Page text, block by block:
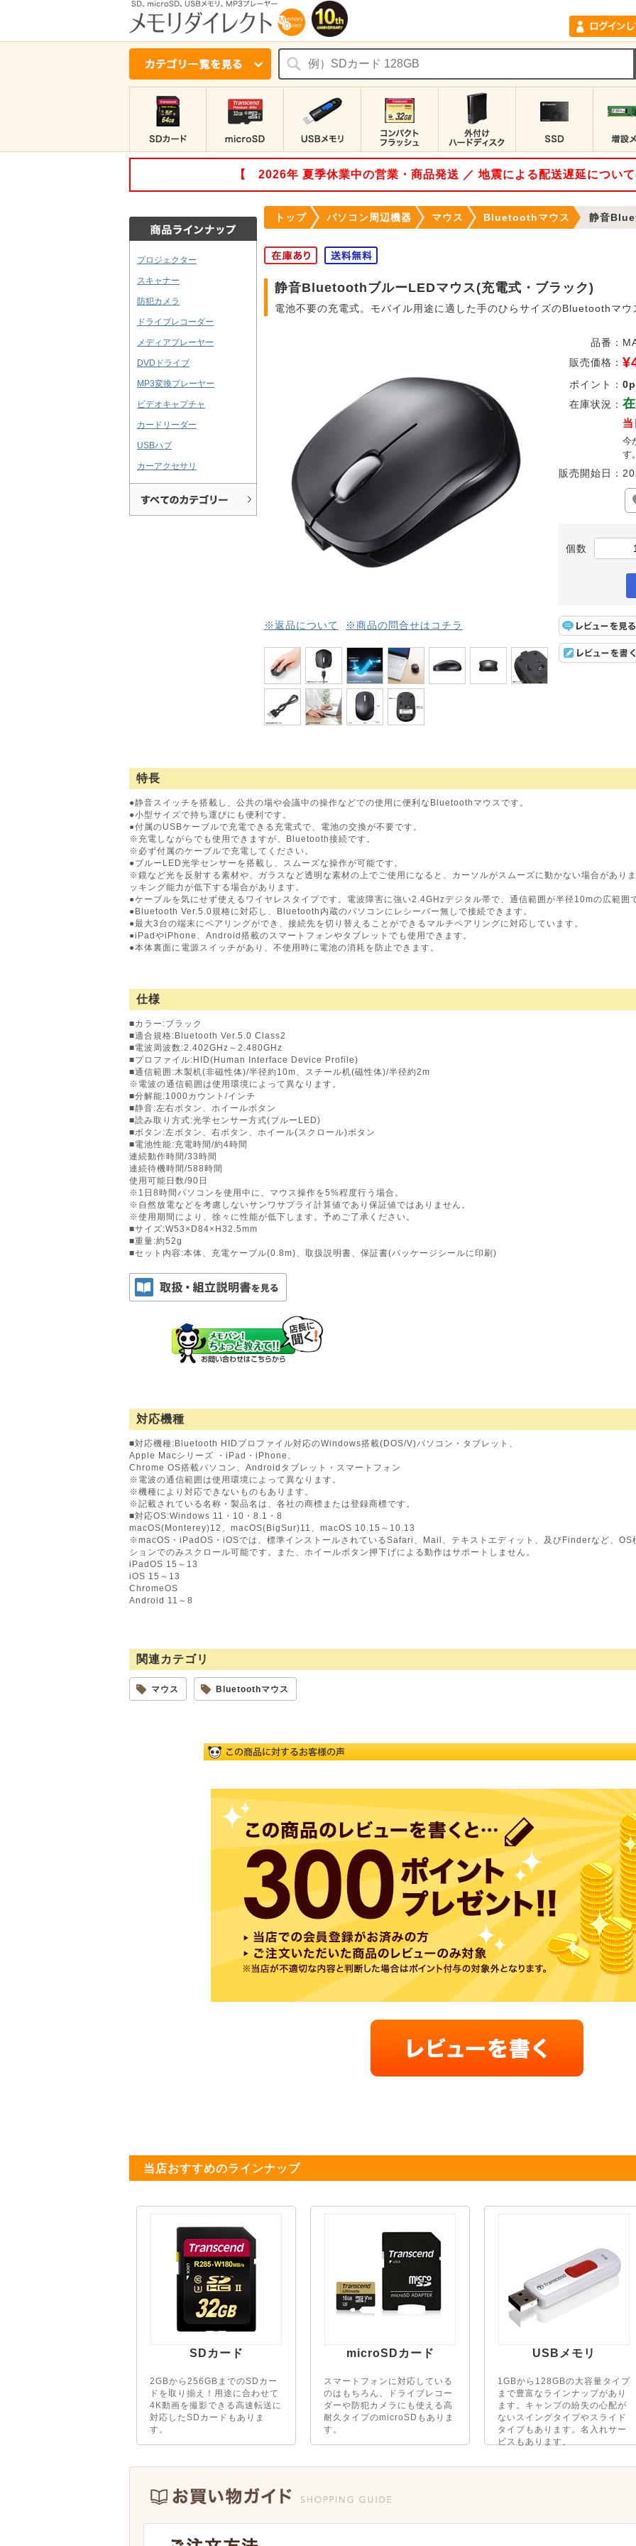
【 2026年 夏季休業中の営業・商品発送 ／ 地震による配送遅延につい
プロジェクター
スキャナー
防犯カメラ
ドライブレコーダー
メディアプレーヤー
DVDドライブ
MP3変換プレーヤー
ビデオキャプチャ
カードリーダー
USBハブ
カーアクセサリ
トップ パソコン周辺機器 マウス Bluetoothマウス 静音
静音BluetoothブルーLEDマウス(充電式・ブラック)
電池不要の充電式。モバイル用途に適した手のひらサイズのBluetoothマウ
※返品について ※商品の問合せはコチラ
品番：
販売価格：
ポイント：
在庫状況：
今
す。
販売開始日：
個数
特長
●静音スイッチを搭載し、公共の場や会議中の操作などでの使用に便利なBluetoothマウスです。
●小型サイズで持ち運びにも便利です。
●付属のUSBケーブルで充電できる充電式で、電池の交換が不要です。
※充電しながらでも使用できますが、Bluetooth接続です。
※必ず付属のケーブルで充電してください。
●ブルーLED光学センサーを搭載し、スムーズな操作が可能です。
※鏡など光を反射する素材や、ガラスなど透明な素材の上でご使用になると、カーソルがスムーズに動かない場合があり
ッキング能力が低下する場合があります。
●ケーブルを気にせず使えるワイヤレスタイプです。電波障害に強い2.4GHzデジタル帯で、通信範囲が半径10mの広範囲
●Bluetooth Ver.5.0規格に対応し、Bluetooth内蔵のパソコンにレシーバー無しで接続できます。
●最大3台の端末にペアリングができ、接続先を切り替えることができるマルチペアリングに対応しています。
●iPadやiPhone、Android搭載のスマートフォンやタブレットでも使用できます。
●本体裏面に電源スイッチがあり、不使用時に電池の消耗を防止できます。
仕様
■カラー:ブラック
■適合規格:Bluetooth Ver.5.0 Class2
■電波周波数:2.402GHz～2.480GHz
■プロファイル:HID(Human Interface Device Profile)
■通信範囲:木製机(非磁性体)/半径約10m、スチール机(磁性体)/半径約2m
※電波の通信範囲は使用環境によって異なります。
■分解能:1000カウント/インチ
■静音:左右ボタン、ホイールボタン
■読み取り方式:光学センサー方式(ブルーLED)
■ボタン:左ボタン、右ボタン、ホイール(スクロール)ボタン
■電池性能:充電時間/約4時間
連続動作時間/33時間
連続待機時間/588時間
使用可能日数/90日
※1日8時間パソコンを使用中に、マウス操作を5%程度行う場合。
※自然放電などを考慮しないサンワサプライ計算値であり保証値ではありません。
※使用期間により、徐々に性能が低下します。予めご了承ください。
■サイズ:W53×D84×H32.5mm
■重量:約52g
■セット内容:本体、充電ケーブル(0.8m)、取扱説明書、保証書(パッケージシールに印刷)
対応機種
■対応機種:Bluetooth HIDプロファイル対応のWindows搭載(DOS/V)パソコン・タブレット、
Apple Macシリーズ ・iPad・iPhone、
Chrome OS搭載パソコン、Androidタブレット・スマートフォン
※電波の通信範囲は使用環境によって異なります。
※機種により対応できないものもあります。
※記載されている名称・製品名は、各社の商標または登録商標です。
■対応OS:Windows 11・10・8.1・8
macOS(Monterey)12、macOS(BigSur)11、macOS 10.15～10.13
※macOS・iPadOS・iOSでは、標準インストールされているSafari、Mail、テキストエディット、及びFinderなど、OS
ションでのみスクロール可能です。また、ホイールボタン押下げによる動作はサポートしません。
iPadOS 15～13
iOS 15～13
ChromeOS
Android 11～8
関連カテゴリ
マウス Bluetoothマウス
当店おすすめのラインナップ
SDカード
2GBから256GBまでのSDカー
ドを取り揃え！用途に合わせて
4K動画を撮影できる高速転送に
対応したSDカードもありま
す。
microSDカード
スマートフォンに対応している
のはもちろん、ドライブレコー
ダーや防犯カメラにも使える高
耐久タイプのmicroSDもありま
す。
USBメモリ
1GBから128GBの大容量タイプ
まで豊富なラインナップがあり
ます。キャンプの紛失の心配が
ないスイングタイプやスライド
タイプもあります。名入れサー
ビスもあります。